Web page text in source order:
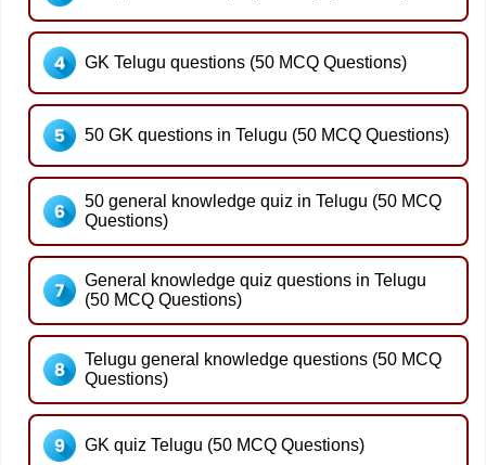
GK Telugu questions (50 MCQ Questions)
50 GK questions in Telugu (50 MCQ Questions)
50 general knowledge quiz in Telugu (50 MCQ
Questions)
General knowledge quiz questions in Telugu
(50 MCQ Questions)
Telugu general knowledge questions (50 MCQ
Questions)
GK quiz Telugu (50 MCQ Questions)